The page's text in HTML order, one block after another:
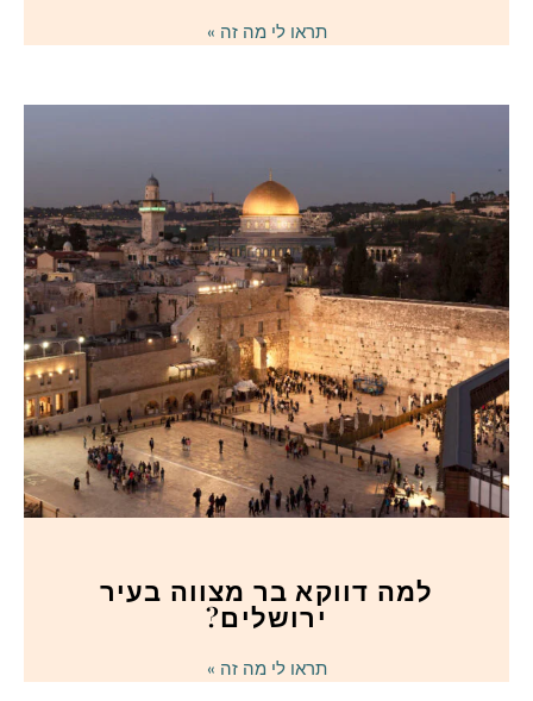
תראו לי מה זה »
למה דווקא בר מצווה בעיר
ירושלים?
תראו לי מה זה »